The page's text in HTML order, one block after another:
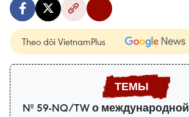
Theo dõi VietnamPlus
№ 59-NQ/TW о международной